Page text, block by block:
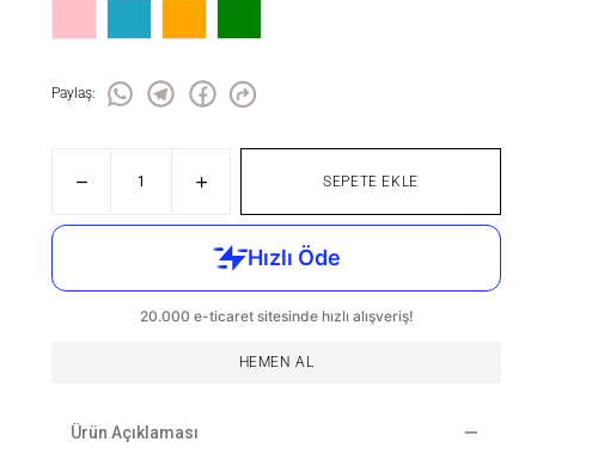
Paylaş:
SEPETE EKLE
HEMEN AL
Ürün Açıklaması